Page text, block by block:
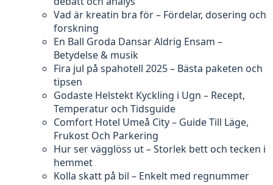
Vad är kreatin bra för – Fördelar, dosering och
forskning
En Ball Groda Dansar Aldrig Ensam –
Betydelse & musik
Fira jul på spahotell 2025 – Bästa paketen och
tipsen
Godaste Helstekt Kyckling i Ugn – Recept,
Temperatur och Tidsguide
Comfort Hotel Umeå City – Guide Till Läge,
Frukost Och Parkering
Hur ser vägglöss ut – Storlek bett och tecken i
hemmet
Kolla skatt på bil – Enkelt med regnummer